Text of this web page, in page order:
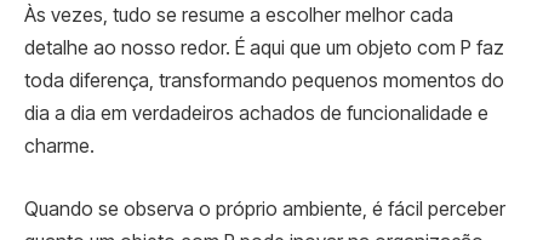
Às vezes, tudo se resume a escolher melhor cada
detalhe ao nosso redor. É aqui que um objeto com P faz
toda diferença, transformando pequenos momentos do
dia a dia em verdadeiros achados de funcionalidade e
charme.
Quando se observa o próprio ambiente, é fácil perceber